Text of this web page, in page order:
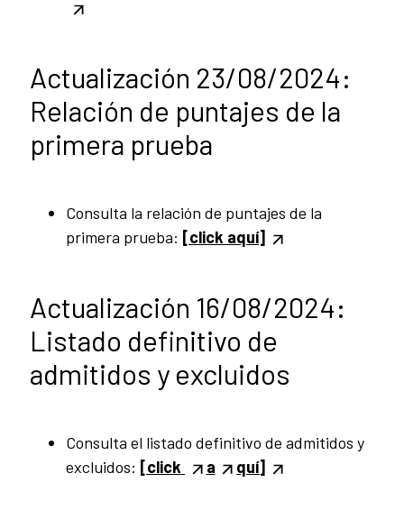
Actualización 23/08/2024:
Relación de puntajes de la
primera prueba
Consulta la relación de puntajes de la
primera prueba: [click aquí]
Actualización 16/08/2024:
Listado definitivo de
admitidos y excluidos
Consulta el listado definitivo de admitidos y
excluidos: [click a quí]